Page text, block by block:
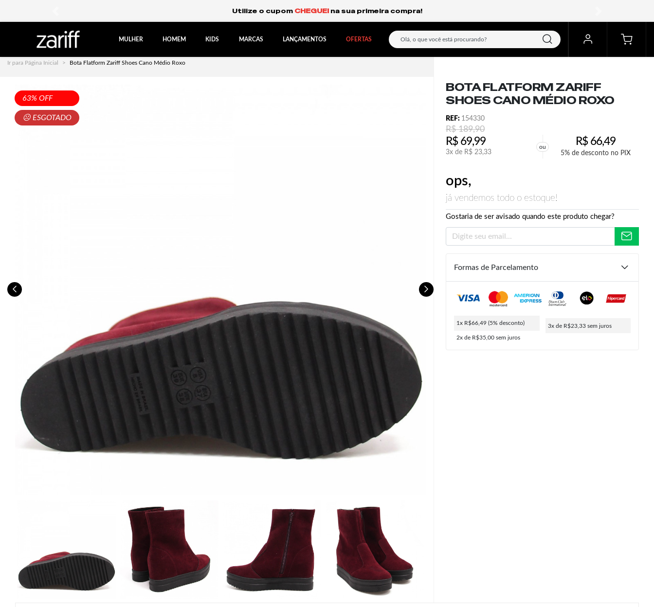
Frete Grátis Expresso para o Sul e São Paulo.
MULHER HOMEM KIDS MARCAS LANÇAMENTOS OFERTAS
Ir para Página Inicial Bota Flatform Zariff Shoes Cano Médio Roxo
63% OFF
☹ ESGOTADO
BOTA FLATFORM ZARIFF
SHOES CANO MÉDIO ROXO
REF: 154330
R$189,90
R$69,99
3x de R$ 23,33
ou R$66,49
5% de desconto no PIX
ops,
já vendemos todo o estoque!
Gostaria de ser avisado quando este produto chegar?
189,90
R$ 23,33
66,49
Formas de Parcelamento
1x R$66,49 (5% desconto)
2x de R$35,00 sem juros
3x de R$23,33 sem juros